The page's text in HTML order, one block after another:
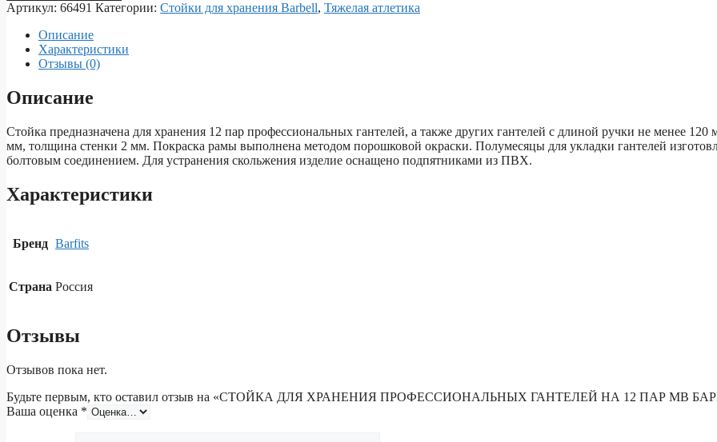
Артикул: 66491 Категории: Стойки для хранения Barbell, Тяжелая атлетика
Описание
Характеристики
Отзывы (0)
Описание
Стойка предназначена для хранения 12 пар профессиональных гантелей, а также других гантелей с длиной ручки не менее
мм, толщина стенки 2 мм. Покраска рамы выполнена методом порошковой окраски. Полумесяцы для укладки гантелей
болтовым соединением. Для устранения скольжения изделие оснащено подпятниками из ПВХ.
Характеристики
Бренд Barfits
Страна Россия
Отзывы
Отзывов пока нет.
Будьте первым, кто оставил отзыв на «СТОЙКА ДЛЯ ХРАНЕНИЯ ПРОФЕССИОНАЛЬНЫХ ГАНТЕЛЕЙ НА 12 ПАР МВ
Ваша оценка *